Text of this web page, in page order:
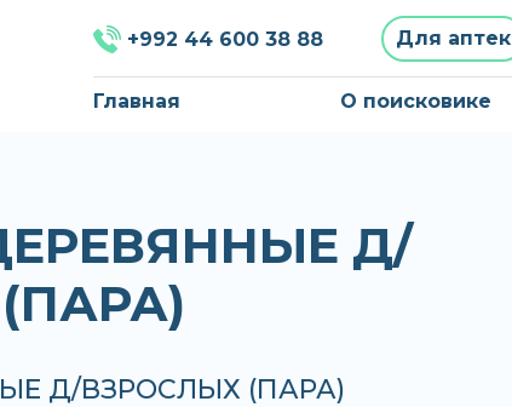
+992 44 600 38 88 Для аптек
Главная О поисковике
Д/
Д/ВЗРОСЛЫХ (ПАРА)